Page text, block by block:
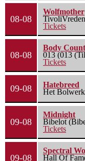
08-08
Wolfmother
Tickets
08-08
Body
013 (013
Tickets
09-08
Hatebreed
Het
09-08
Midnight
Bibelot
Tickets
09-08
Spectral
Hall Of